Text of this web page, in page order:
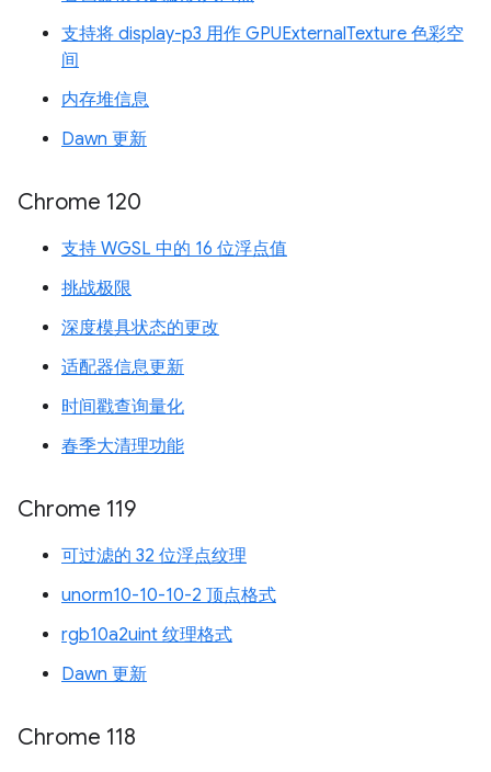
支持将 display-p3 用作 GPUExternalTexture 色彩空
间
内存堆信息
Dawn 更新
Chrome 120
支持 WGSL 中的 16 位浮点值
挑战极限
深度模具状态的更改
适配器信息更新
时间戳查询量化
春季大清理功能
Chrome 119
可过滤的 32 位浮点纹理
unorm10-10-10-2 顶点格式
rgb10a2uint 纹理格式
Dawn 更新
Chrome 118